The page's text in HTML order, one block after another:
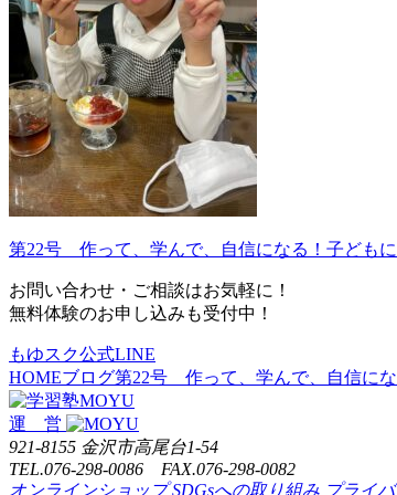
第22号 作って、学んで、自信になる！子どもに
お問い合わせ・ご相談はお気軽に！
無料体験のお申し込みも受付中！
もゆスク公式LINE
HOMEブログ第22号 作って、学んで、自信に
運 営
921-8155 金沢市高尾台1-54
TEL.076-298-0086 FAX.076-298-0082
オンラインショップ SDGsへの取り組み プライ